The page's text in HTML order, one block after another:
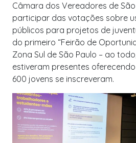
Câmara dos Vereadores de
participar das votações sobre
públicos para projetos de
do primeiro “Feirão de
Zona Sul de São Paulo – ao
estiveram presentes
600 jovens se inscreveram.